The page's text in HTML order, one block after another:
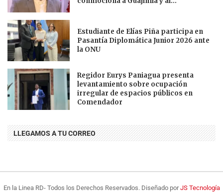
Estudiante de Elías Piña participa en
Pasantía Diplomática Junior 2026 ante
la ONU
Regidor Eurys Paniagua presenta
levantamiento sobre ocupación
irregular de espacios públicos en
Comendador
LLEGAMOS A TU CORREO
En la Linea RD- Todos los Derechos Reservados. Diseñado porJS Tecnología